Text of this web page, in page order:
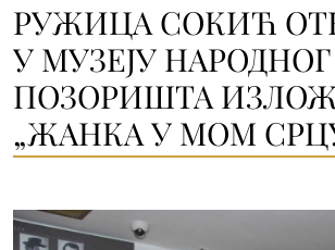
РУЖИЦА СОКИЋ
У МУЗЕЈУ НАРОДНОГ
ПОЗОРИШТА
„ЖАНКА У МОМ